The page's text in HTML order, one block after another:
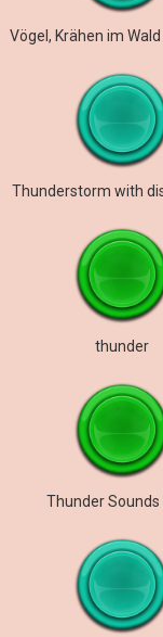
Thunderstorm with
thunder
Thunder Sounds